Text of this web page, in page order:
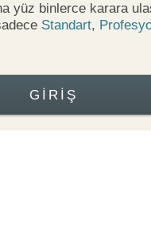
yüz binlerce karara
Standart,
GIRIŞ